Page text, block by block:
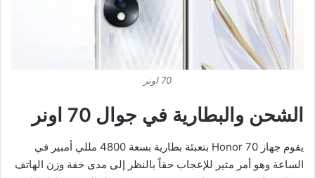
70 اونر
الشحن والبطارية في جوال 70 اونر
يقوم جهاز Honor 70 بتعبئة بطارية بسعة 4800 مللي أمبير في
الساعة وهو أمر مثير للإعجاب حقاً بالنظر إلى مدى خفة وزن الهاتف